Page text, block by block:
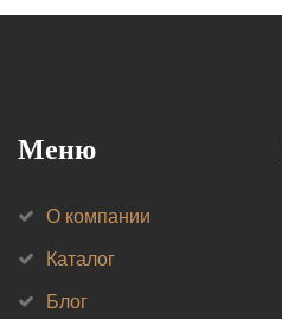
Меню
О компании
Каталог
Блог